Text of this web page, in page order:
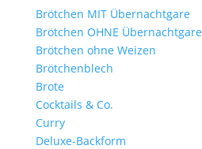
Brötchen MIT Übernachtgare
Brötchen OHNE Übernachtgare
Brötchen ohne Weizen
Brötchenblech
Brote
Cocktails & Co.
Curry
Deluxe-Backform